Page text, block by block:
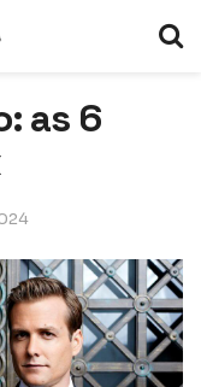
as 6